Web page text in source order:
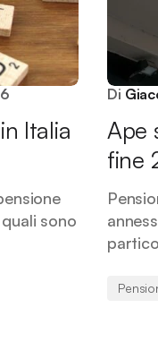
Italia
sono
Di
Ape
fine